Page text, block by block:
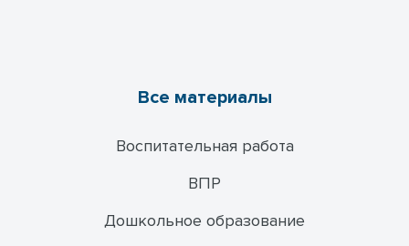
Все материалы
Воспитательная работа
ВПР
Дошкольное образование